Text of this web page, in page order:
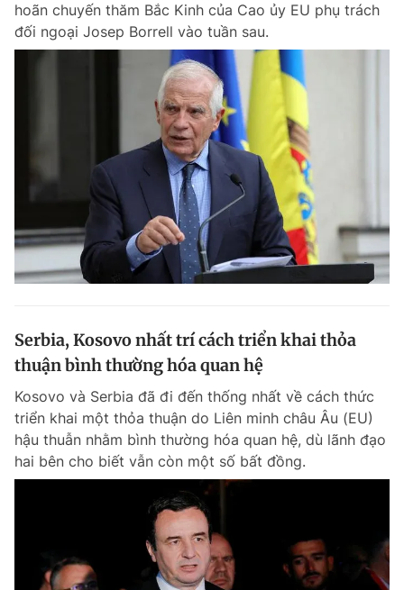
hoãn chuyến thăm Bắc Kinh của Cao ủy EU phụ trách
đối ngoại Josep Borrell vào tuần sau.
Serbia, Kosovo nhất trí cách triển khai thỏa
thuận bình thường hóa quan hệ
Kosovo và Serbia đã đi đến thống nhất về cách thức
triển khai một thỏa thuận do Liên minh châu Âu (EU)
hậu thuẫn nhằm bình thường hóa quan hệ, dù lãnh đạo
hai bên cho biết vẫn còn một số bất đồng.